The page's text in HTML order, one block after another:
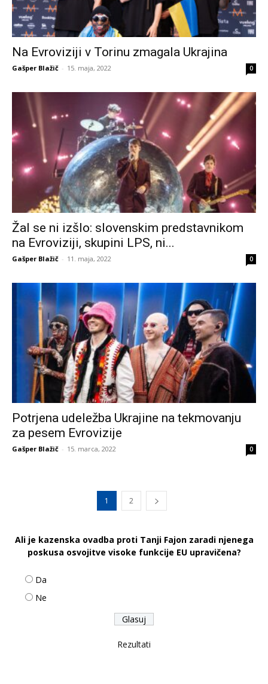
Na Evroviziji v Torinu zmagala Ukrajina
Gašper Blažič - 15. maja, 2022 0
Žal se ni izšlo: slovenskim predstavnikom
na Evroviziji, skupini LPS, ni...
Gašper Blažič - 11. maja, 2022 0
Potrjena udeležba Ukrajine na tekmovanju
za pesem Evrovizije
Gašper Blažič - 15. marca, 2022 0
1 2
Ali je kazenska ovadba proti Tanji Fajon zaradi njenega
poskusa osvojitve visoke funkcije EU upravičena?
Da
Ne
Rezultati